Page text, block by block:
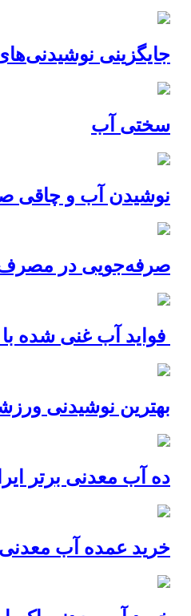
جایگزینی
سختی آب
نوشیدن آب و چاقی
صرفه‌جویی در
فواید آب غنی شده
بهترین نوشیدنی
ده آب معدنی برتر
خرید عمده آب معدنی